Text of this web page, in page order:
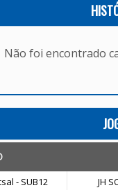
Não foi encontrado
- SUB12
JH